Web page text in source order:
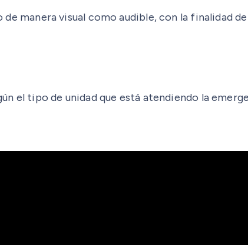
manera visual como audible, con la finalidad
el tipo de unidad que está atendiendo la